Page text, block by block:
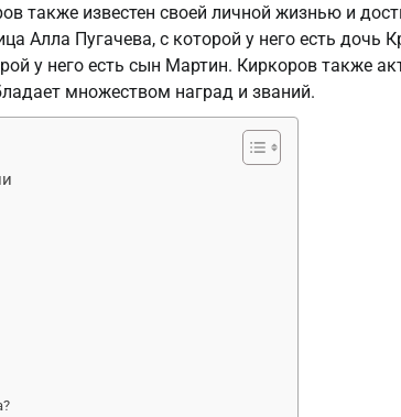
также известен своей личной жизнью и
Алла Пугачева, с которой у него есть дочь
у него есть сын Мартин. Киркоров также
множеством наград и званий.